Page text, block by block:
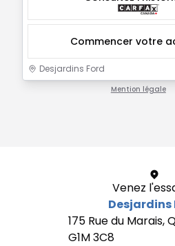
Commencer votre
Desjardins Ford
Mention légale
Venez
Desjardins
175 Rue du Marais,
G1M 3C8